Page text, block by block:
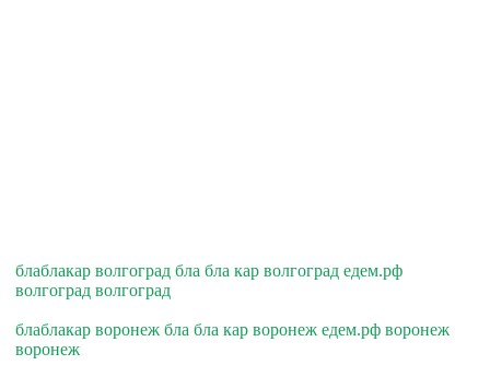
блаблакар волгоград бла бла кар волгоград едем.рф
волгоград волгоград
блаблакар воронеж бла бла кар воронеж едем.рф воронеж
воронеж